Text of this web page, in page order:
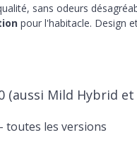
sans odeurs
pour l'habitacle. Design
(aussi Mild Hybrid
toutes les versions